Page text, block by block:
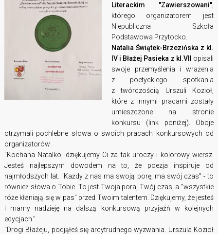
Literackim "Zawierszowani"
którego organizatorem jest
Niepubliczna Szkoła
Podstawowa Przytocko.
Natalia Świątek-Brzezińska z kl.
IV i Błażej Pasieka z kl.VII
opisali
swoje przemyślenia i wrażenia
z poetyckiego spotkania
z twórczością Urszuli Kozioł,
które z innymi pracami zostały
umieszczone na stronie
konkursu (link poniżej). Oboje
otrzymali pochlebne słowa o swoich pracach konkursowych od
organizatorów:
"Kochana Natalko, dziękujemy Ci za tak uroczy i kolorowy wiersz.
Jesteś najlepszym dowodem na to, że poezja inspiruje od
najmłodszych lat. "Każdy z nas ma swoją porę, ma swój czas" - to
również słowa o Tobie. To jest Twoja pora, Twój czas, a "wszystkie
róże kłaniają się w pas" przed Twoim talentem. Dziękujemy, że jesteś
i mamy nadzieję na dalszą konkursową przyjaźń w kolejnych
edycjach."
"Drogi Błażeju, podjąłeś się arcytrudnego wyzwania. Urszula Kozioł